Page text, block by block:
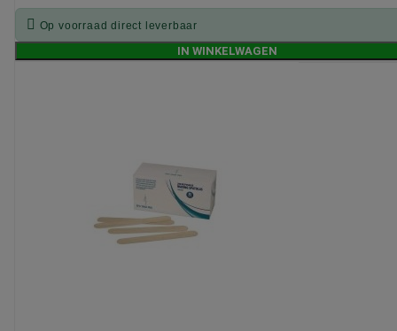
 Op voorraad direct leverbaar
IN WINKELWAGEN